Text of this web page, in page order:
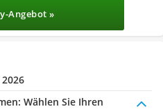
Angebot »
Wählen Sie Ihren